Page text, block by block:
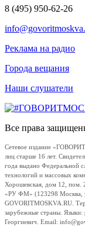
8 (495) 950-62-26
Реклама на радио
Города вещания
Наши слушатели
Все права
Сетевое издание
лиц старше 16 лет.
года выдано Федеральной
технологий и массовых
Хорошевская, дом 12, пом.
«РУ ФМ» (123298 Москва,
GOVORITMOSKVA.RU.
зарубежные страны. Языки:
Георгиевич. Email: